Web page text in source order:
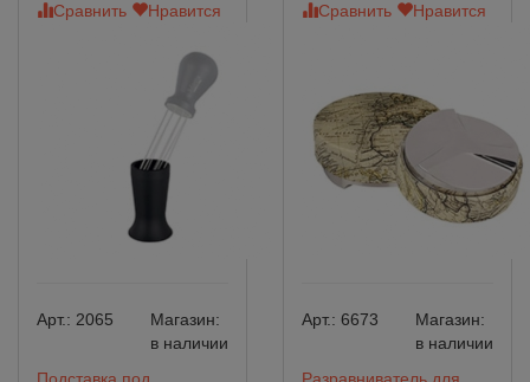
Сравнить Нравится
Арт.: 2065
Магазин:
в наличии
Сравнить Нравится
Арт.: 6673
Магазин:
в наличии